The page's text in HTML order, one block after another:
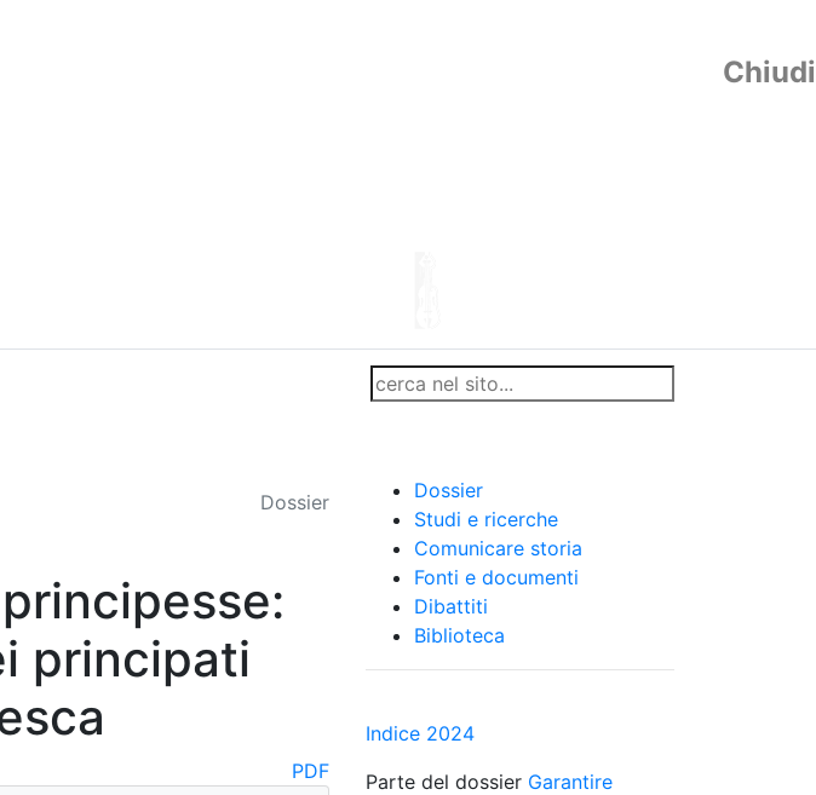
Chiudi
Dossier
principati
PDF
Dossier
Studi e ricerche
Comunicare storia
Fonti e documenti
Dibattiti
Biblioteca
Indice 2024
Parte del dossier Garantire